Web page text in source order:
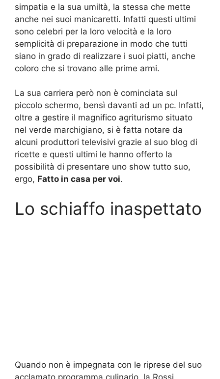
simpatia e la sua umiltà, la stessa che mette
anche nei suoi manicaretti. Infatti questi ultimi
sono celebri per la loro velocità e la loro
semplicità di preparazione in modo che tutti
siano in grado di realizzare i suoi piatti, anche
coloro che si trovano alle prime armi.
La sua carriera però non è cominciata sul
piccolo schermo, bensì davanti ad un pc. Infatti,
oltre a gestire il magnifico agriturismo situato
nel verde marchigiano, si è fatta notare da
alcuni produttori televisivi grazie al suo blog di
ricette e questi ultimi le hanno offerto la
possibilità di presentare uno show tutto suo,
ergo, Fatto in casa per voi.
Lo schiaffo inaspettato
Quando non è impegnata con le riprese del suo
acclamato programma culinario, la Rossi